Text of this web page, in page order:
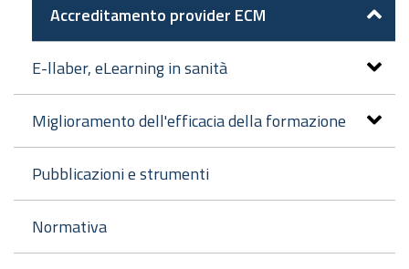
Accreditamento provider ECM
E-llaber, eLearning in sanità
Miglioramento dell'efficacia della formazione
Pubblicazioni e strumenti
Normativa